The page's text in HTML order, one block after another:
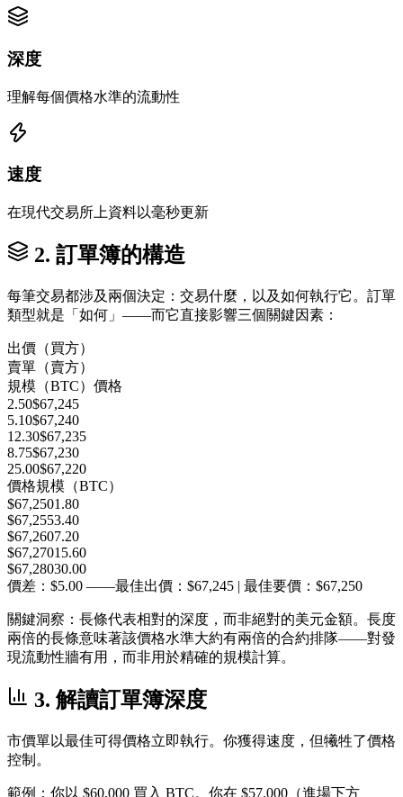
深度
理解每個價格水準的流動性
速度
在現代交易所上資料以毫秒更新
2. 訂單簿的構造
每筆交易都涉及兩個決定：交易什麼，以及如何執行它。訂單
類型就是「如何」——而它直接影響三個關鍵因素：
出價（買方）
賣單（賣方）
規模（BTC） 價格
2.50$67,245
5.10$67,240
12.30$67,235
8.75$67,230
25.00$67,220
價格規模（BTC）
$67,2501.80
$67,2553.40
$67,2607.20
$67,27015.60
$67,28030.00
價差：$5.00 ——最佳出價：$67,245 | 最佳要價：$67,250
關鍵洞察：長條代表相對的深度，而非絕對的美元金額。長度
兩倍的長條意味著該價格水準大約有兩倍的合約排隊——對發
現流動性牆有用，而非用於精確的規模計算。
3. 解讀訂單簿深度
市價單以最佳可得價格立即執行。你獲得速度，但犧牲了價格
控制。
範例：你以 $60,000 買入 BTC。你在 $57,000（進場下方